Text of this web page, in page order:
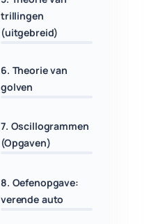
trillingen
(uitgebreid)
6. Theorie van
golven
7. Oscillogrammen
(Opgaven)
8. Oefenopgave:
verende auto